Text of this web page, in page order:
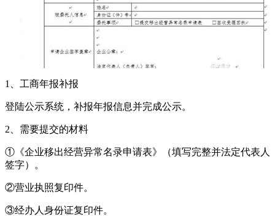
1、工商年报补报
登陆公示系统，补报年报信息并完成公示。
2、需要提交的材料
①《企业移出经营异常名录申请表》（填写完整并法定代表人
签字）。
②营业执照复印件。
③经办人身份证复印件。